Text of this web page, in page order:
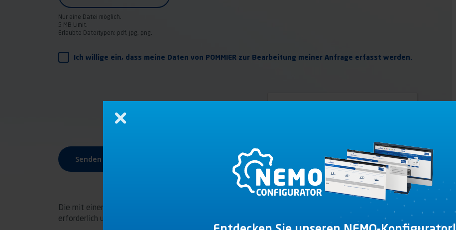
Nur eine Datei möglich.
5 MB Limit.
Erlaubte Dateitypen: pdf, jpg, png.
RGPDIch willige ein, dass meine Daten von POMMIER zur Bearbeitung meiner Anfrage erfasst werden.
Senden
Die mit einem Sternchen (*) markierten Informationen sind für die Bearbeitung Ihrer Anfrage
erforderlich und stehen ausschließlich uns zur Verfügung.